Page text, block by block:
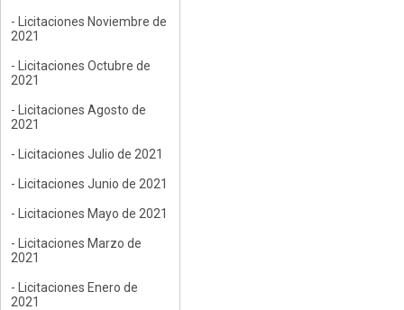
- Licitaciones Noviembre de
2021
- Licitaciones Octubre de
2021
- Licitaciones Agosto de
2021
- Licitaciones Julio de 2021
- Licitaciones Junio de 2021
- Licitaciones Mayo de 2021
- Licitaciones Marzo de
2021
- Licitaciones Enero de
2021